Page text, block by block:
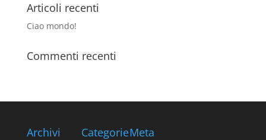
Articoli recenti
Ciao mondo!
Commenti recenti
Archivi CategorieMeta